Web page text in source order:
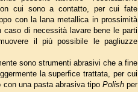
cui sono a contatto, per cui fate
con la lana metallica in prossimità
caso di necessità lavare bene le parti
il più possibile le pagliuzze
sono strumenti abrasivi che a fine
la superfice trattata, per cui
una pasta abrasiva tipo Polishper